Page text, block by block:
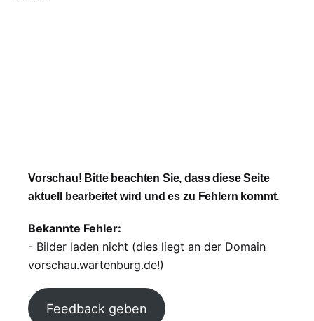
Vorschau! Bitte beachten Sie, dass diese Seite
aktuell bearbeitet wird und es zu Fehlern kommt.
Bekannte Fehler:
- Bilder laden nicht (dies liegt an der Domain
vorschau.wartenburg.de!)
Feedback geben